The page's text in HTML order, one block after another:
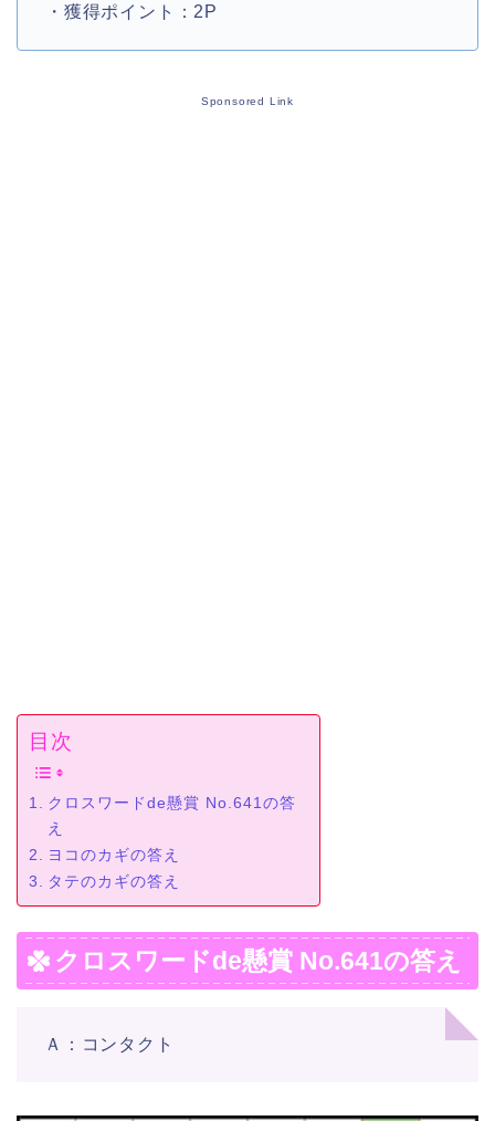
・獲得ポイント：2P
Sponsored Link
目次
クロスワードde懸賞 No.641の答
え
ヨコのカギの答え
タテのカギの答え
クロスワードde懸賞 No.641の答え
Ａ：コンタクト